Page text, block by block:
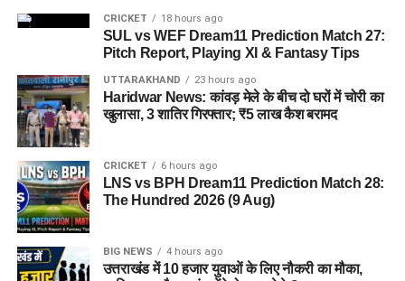
CRICKET 18 hours ago
SUL vs WEF Dream11 Prediction Match 27:
Pitch Report, Playing XI & Fantasy Tips
UTTARAKHAND 23 hours ago
Haridwar News: कांवड़ मेले के बीच दो घरों में चोरी का
खुलासा, 3 शातिर गिरफ्तार; ₹5 लाख कैश बरामद
CRICKET 6 hours ago
LNS vs BPH Dream11 Prediction Match 28:
The Hundred 2026 (9 Aug)
BIG NEWS 4 hours ago
उत्तराखंड में 10 हजार युवाओं के लिए नौकरी का मौका,